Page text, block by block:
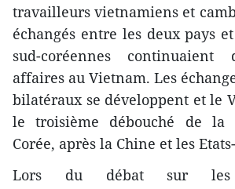
travailleurs vietnamiens et
échangés entre les deux pays
sud-coréennes continuaient
affaires au Vietnam. Les
bilatéraux se développent et le
le troisième débouché de la
Corée, après la Chine et les
Lors du débat sur les